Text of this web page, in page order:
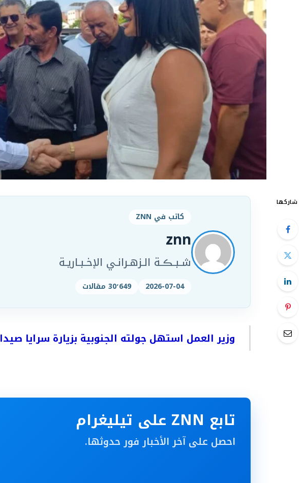
شاركها
كاتب في ZNN
znn
شـبـڪـة الـزهـرانـي الإخـبـاريـة
2026-07-04 30٬649 مقالات
وزير العمل استهل جولته الجنوبية بزيارة سرايا صيدا
تابع ZNN على تيليغرام
احصل على آخر الأخبار فور حدوثها.